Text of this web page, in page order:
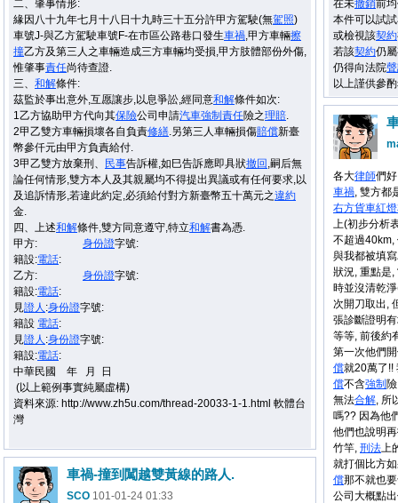
二、肇事情形:
緣因八十九年七月十八日十九時三十五分許甲方駕駛(無駕照)
車號J-與乙方駕駛車號F-在市區公路巷口發生車禍,甲方車輛擦
撞乙方及第三人之車輛造成三方車輛均受損,甲方肢體部份外傷,
惟肇事責任尚待查證.
三、 和解條件:
茲監於事出意外,互愿讓步,以息爭訟,經同意和解條件如次:
1乙方協助甲方代向其保險公司申請汽車強制 責任險之理賠.
2甲乙雙方車輛損壞各自負責修繕.另第三人車輛損傷賠償新臺
幣參仟元由甲方負責給付.
3甲乙雙方放棄刑、
民事告訴權,如巳告訴應即具狀撤回 ,嗣后無
論任何情形,雙方本人及其親屬均不得提出異議或有任何要求,以
及追訴情形,若違此約定,必須給付對方新臺幣五十萬元之違約
金.
四、上述和解條件,雙方同意遵守,特立和解書為憑.
甲方: 身份證字號:
籍設:電話:
乙方: 身份證字號:
籍設:電話:
見證人 :身份證字號:
籍設 電話:
見證人 :身份證字號:
籍設:電話:
中華民國 年 月 日
(以上範例事實純屬虛構)
資料來源: http://www.zh5u.com/thread-20033-1-1.html 軟體台
灣
在未撤銷前
本件可以試
或檢視該契約
若該契約仍
仍得向法院
以上謹供參
各大律師們
車禍, 雙方都
右方貨車紅燈
上(初步分析
不超過40km,
與我都被填
狀況, 重點是
時並沒清乾
次開刀取出,
張診斷證明
等等, 前後約
第一次他們
償就20萬了!!
償不含強制
無法合解, 所
嗎?? 因為他
他們也說明
竹竿, 刑法上
就打個比方
償那不就也
公司大概點
車禍-撞到闖越雙黃線的路人.
SCO 101-01-24 01:33